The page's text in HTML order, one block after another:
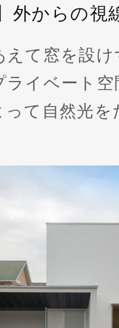
外からの視
えて窓を設
ライベート
って自然光